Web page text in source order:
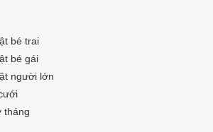
bé trai
bé gái
người lớn
tháng